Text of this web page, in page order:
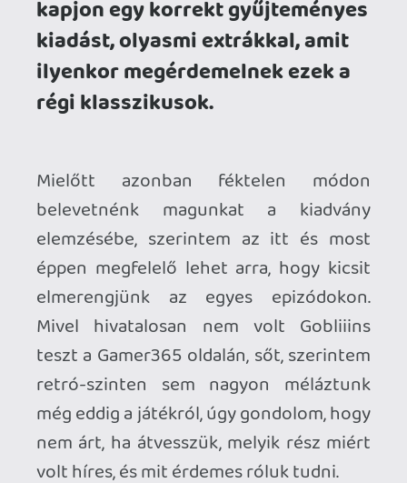
1991-et írunk, ekkor jelenik meg az
akkorra már divatos és bejáratott point
and click műfaj új üdvöskéje. A Gobliiins
zsenialitása két dologban keresendő.
Egyrészt ott van a három karakter, akiket
nagyjából egyszerre kell irányítani,
mégpedig úgy, hogy segítsék egymást a
kalandokban. Asgard, Ignatius és Oups
három dologban jók - az első az
erőember a csapatban, a második a
mágus, az utolsó meg a kis buci-kuka
fejével az, aki tárgyakat tud manipulálni,
vagy beszélni, ha valakivel diskurzusba
szükséges elegyedni. A játék 22 pályája